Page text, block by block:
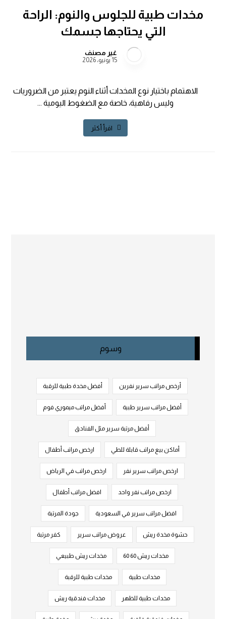
مخدات طبية للجلوس والنوم: الراحة
التي يحتاجها جسمك
غير مصنف
15 يونيو، 2026
الاهتمام باختيار نوع المخدات أثناء النوم يعتبر من الضروريات
وليس رفاهية، خاصة مع الضغوط اليومية ...
اقرأ أكثر
وسوم
أرخص مراتب سرير نفرين أفضل مخدة طبية للرقبة
أفضل مراتب سرير طبية أفضل مراتب ميموري فوم
أفضل مرتبة سرير مثل الفنادق
أماكن بيع مراتب قابلة للطي ارخص مراتب أطفال
ارخص مراتب سرير نفر ارخص مراتب في الرياض
ارخص مراتب نفر واحد افضل مراتب أطفال
افضل مراتب سرير في السعودية جودة المرتبة
حشوة مخدة ريش عروض مراتب سرير كفر مرتبة
مخدات ريش 60 60 مخدات ريش طبيعي
مخدات طبية مخدات طبية للرقبة
مخدات طبية للظهر مخدات فندقية ريش